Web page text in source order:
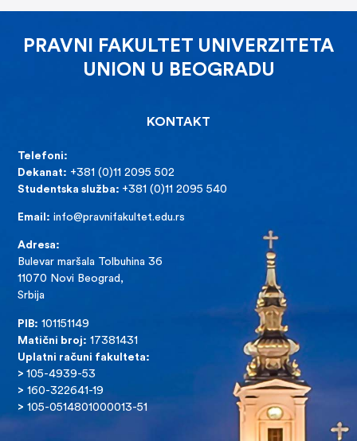
PRAVNI FAKULTET UNIVERZITETA
UNION U BEOGRADU
KONTAKT
Telefoni:
Dekanat: +381 (0)11 2095 502
Studentska služba: +381 (0)11 2095 540
Email: info@pravnifakultet.edu.rs
Adresa:
Bulevar maršala Tolbuhina 36
11070 Novi Beograd,
Srbija
PIB: 101151149
Matični broj: 17381431
Uplatni računi fakulteta:
>105-4939-53
> 160-322641-19
> 105-0514801000013-51